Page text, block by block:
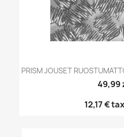
PRISM JOUSET
49,99
12,17 €